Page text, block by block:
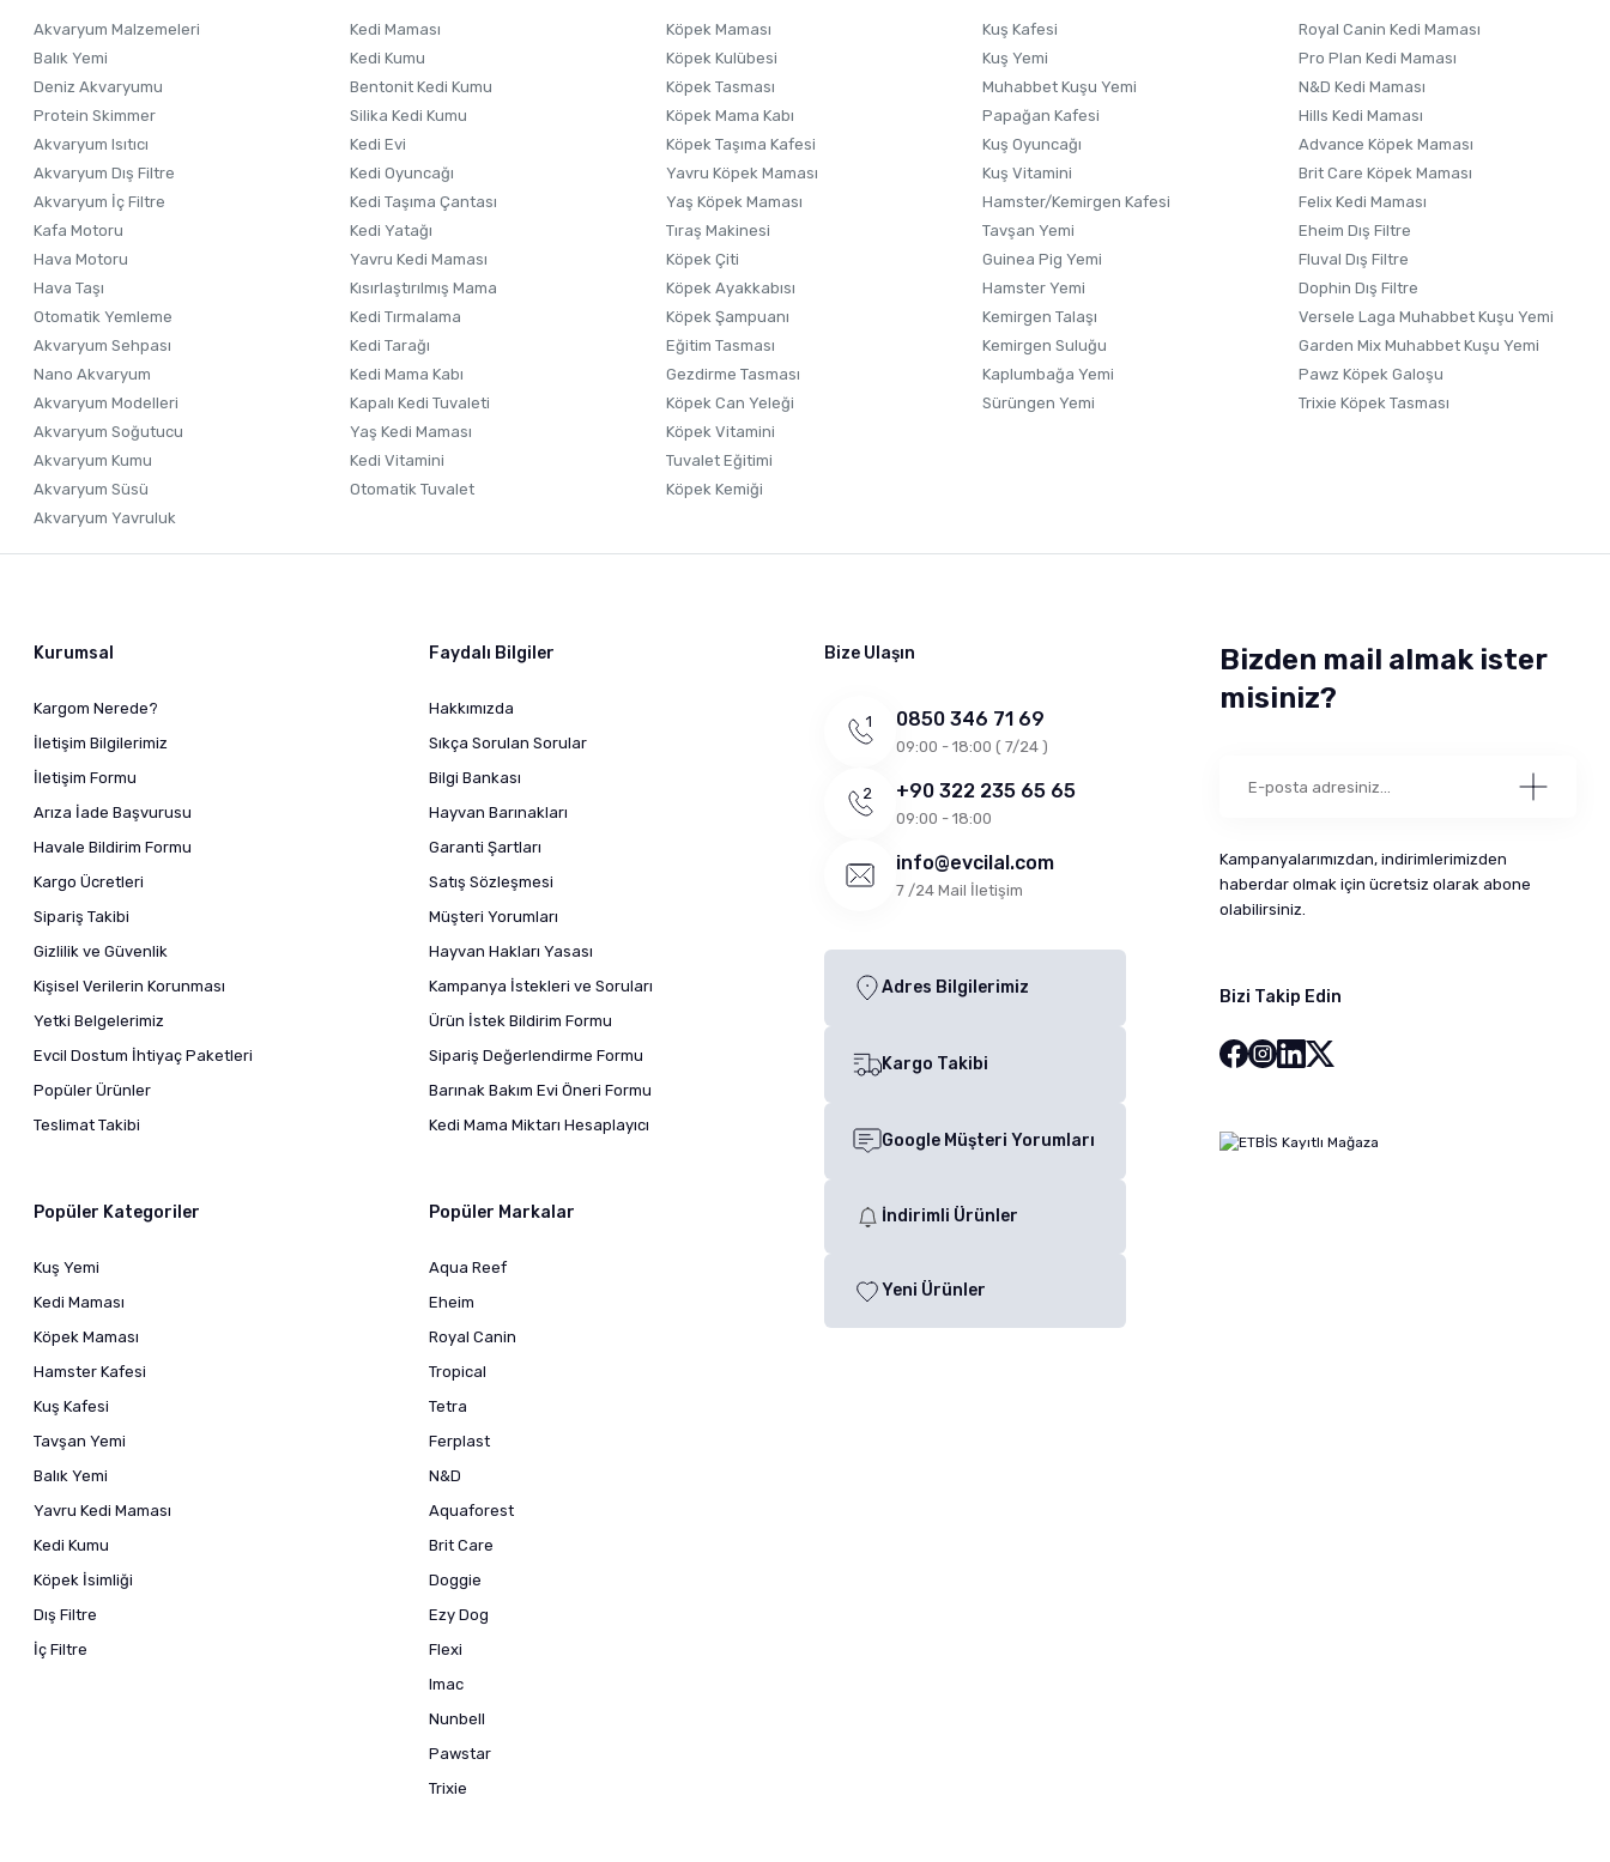
Bu ürüne benzer farklı alternatifler olmalı.
Akvaryum Malzemeleri
Balık Yemi
Deniz Akvaryumu
Protein Skimmer
Akvaryum Isıtıcı
Akvaryum Dış Filtre
Akvaryum İç Filtre
Kafa Motoru
Hava Motoru
Hava Taşı
Otomatik Yemleme
Akvaryum Sehpası
Nano Akvaryum
Akvaryum Modelleri
Akvaryum Soğutucu
Akvaryum Kumu
Akvaryum Süsü
Akvaryum Yavruluk
Kedi Maması
Kedi Kumu
Bentonit Kedi Kumu
Silika Kedi Kumu
Kedi Evi
Kedi Oyuncağı
Kedi Taşıma Çantası
Kedi Yatağı
Yavru Kedi Maması
Kısırlaştırılmış Mama
Kedi Tırmalama
Kedi Tarağı
Kedi Mama Kabı
Kapalı Kedi Tuvaleti
Yaş Kedi Maması
Kedi Vitamini
Otomatik Tuvalet
Köpek Maması
Köpek Kulübesi
Köpek Tasması
Köpek Mama Kabı
Köpek Taşıma Kafesi
Yavru Köpek Maması
Yaş Köpek Maması
Tıraş Makinesi
Köpek Çiti
Köpek Ayakkabısı
Köpek Şampuanı
Eğitim Tasması
Gezdirme Tasması
Köpek Can Yeleği
Köpek Vitamini
Tuvalet Eğitimi
Köpek Kemiği
Kuş Kafesi
Kuş Yemi
Muhabbet Kuşu Yemi
Papağan Kafesi
Kuş Oyuncağı
Kuş Vitamini
Hamster/Kemirgen Kafesi
Tavşan Yemi
Guinea Pig Yemi
Hamster Yemi
Kemirgen Talaşı
Kemirgen Suluğu
Kaplumbağa Yemi
Sürüngen Yemi
Royal Canin Kedi Maması
Pro Plan Kedi Maması
N&D Kedi Maması
Hills Kedi Maması
Advance Köpek Maması
Brit Care Köpek Maması
Felix Kedi Maması
Eheim Dış Filtre
Fluval Dış Filtre
Dophin Dış Filtre
Versele Laga Muhabbet Kuşu Yemi
Garden Mix Muhabbet Kuşu Yemi
Pawz Köpek Galoşu
Trixie Köpek Tasması
Kurumsal
Kargom Nerede?
İletişim Bilgilerimiz
İletişim Formu
Arıza İade Başvurusu
Havale Bildirim Formu
Kargo Ücretleri
Sipariş Takibi
Gizlilik ve Güvenlik
Kişisel Verilerin Korunması
Yetki Belgelerimiz
Evcil Dostum İhtiyaç Paketleri
Popüler Ürünler
Teslimat Takibi
Faydalı Bilgiler
Hakkımızda
Sıkça Sorulan Sorular
Bilgi Bankası
Hayvan Barınakları
Garanti Şartları
Satış Sözleşmesi
Müşteri Yorumları
Hayvan Hakları Yasası
Kampanya İstekleri ve Soruları
Ürün İstek Bildirim Formu
Sipariş Değerlendirme Formu
Barınak Bakım Evi Öneri Formu
Kedi Mama Miktarı Hesaplayıcı
Popüler Kategoriler
Kuş Yemi
Kedi Maması
Köpek Maması
Hamster Kafesi
Kuş Kafesi
Tavşan Yemi
Balık Yemi
Yavru Kedi Maması
Kedi Kumu
Köpek İsimliği
Dış Filtre
İç Filtre
Popüler Markalar
Aqua Reef
Eheim
Royal Canin
Tropical
Tetra
Ferplast
N&D
Aquaforest
Brit Care
Doggie
Ezy Dog
Flexi
Imac
Nunbell
Pawstar
Trixie
Bize Ulaşın
0850 346 71 69
09:00 - 18:00 ( 7/24 )
+90 322 235 65 65
09:00 - 18:00
info@evcilal.com
7 /24 Mail İletişim
Adres Bilgilerimiz
Kargo Takibi
Google Müşteri Yorumları
İndirimli Ürünler
Yeni Ürünler
Bizden mail almak ister
misiniz?
Kampanyalarımızdan, indirimlerimizden
haberdar olmak için ücretsiz olarak abone
olabilirsiniz.
Bizi Takip Edin